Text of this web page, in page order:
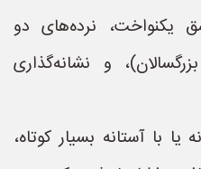
یکنواخت، نرده‌های دو
و نشانه‌گذاری
با آستانه بسیار کوتاه،